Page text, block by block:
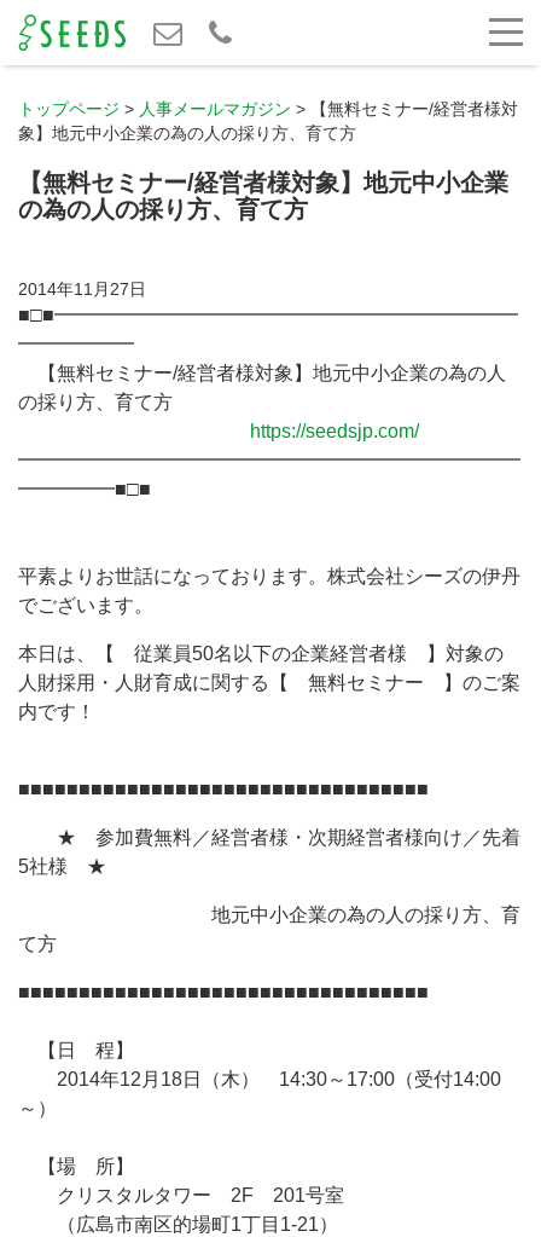
トップページ > 人事メールマガジン >
【無料セミナー/経営者様対
象】地元中小企業の為の人の採り方、育て方
【無料セミナー/経営者様対象】地元中小企業
の為の人の採り方、育て方
2014年11月27日
■□■━━━━━━━━━━━━━━━━━━━━━━━━
━━━━━━
【無料セミナー/経営者様対象】地元中小企業の為の人
の採り方、育て方
https://seedsjp.com/
━━━━━━━━━━━━━━━━━━━━━━━━━━
━━━━━■□■
平素よりお世話になっております。株式会社シーズの伊丹
でございます。
本日は、【 従業員50名以下の企業経営者様 】対象の
人財採用・人財育成に関する【 無料セミナー 】のご案
内です！
■■■■■■■■■■■■■■■■■■■■■■■■■■■■■■■■■■
★ 参加費無料／経営者様・次期経営者様向け／先着
5社様 ★
地元中小企業の為の人の採り方、育
て方
■■■■■■■■■■■■■■■■■■■■■■■■■■■■■■■■■■
【日 程】
2014年12月18日（木） 14:30～17:00（受付14:00
～）
【場 所】
クリスタルタワー 2F 201号室
（広島市南区的場町1丁目1-21）